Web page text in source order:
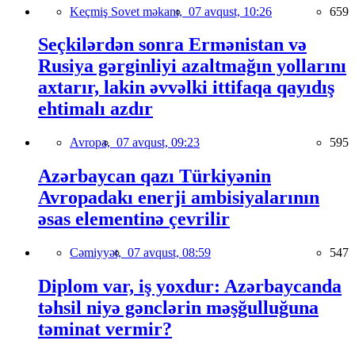
Keçmiş Sovet məkanı, 07 avqust, 10:26 659
Seçkilərdən sonra Ermənistan və
Rusiya gərginliyi azaltmağın yollarını
axtarır, lakin əvvəlki ittifaqa qayıdış
ehtimalı azdır
Avropa, 07 avqust, 09:23 595
Azərbaycan qazı Türkiyənin
Avropadakı enerji ambisiyalarının
əsas elementinə çevrilir
Cəmiyyət, 07 avqust, 08:59 547
Diplom var, iş yoxdur: Azərbaycanda
təhsil niyə gənclərin məşğulluğuna
təminat vermir?